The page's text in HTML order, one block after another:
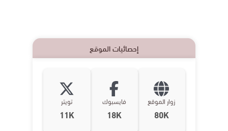
إحصائيات الموقع
زوار الموقع
80K
فايسبوك
18K
تويتر
11K